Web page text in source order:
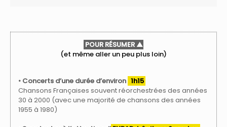
POUR RÉSUMER ▲
(et même aller un peu plus loin)
• Concerts d’une durée d’environ 1h15
Chansons Françaises souvent réorchestrées des années
30 à 2000 (avec une majorité de chansons des années
1955 à 1980)